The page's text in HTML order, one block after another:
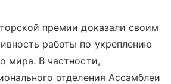
премии доказали своим
работы по укреплению
мира. В частности,
отделения Ассамблеи